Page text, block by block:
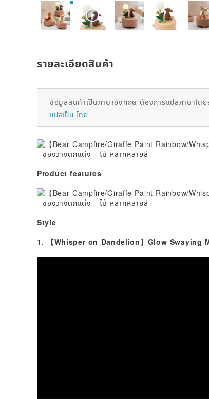
รายละเอียดสินค้า
ข้อมูลสินค้าเป็นภาษาอังกฤษ ต้องการแปลภาษาโด
แปลเป็น ไทย
Product features
Style
1. 【Whisper on Dandelion】Glow Swaying